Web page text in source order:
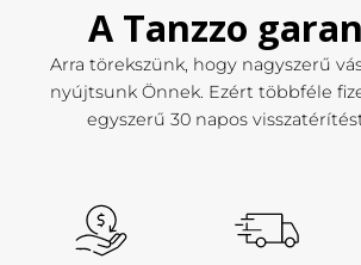
A Tanzzo
Arra törekszünk, hogy nagyszerű
nyújtsunk Önnek. Ezért többféle
egyszerű 30 napos